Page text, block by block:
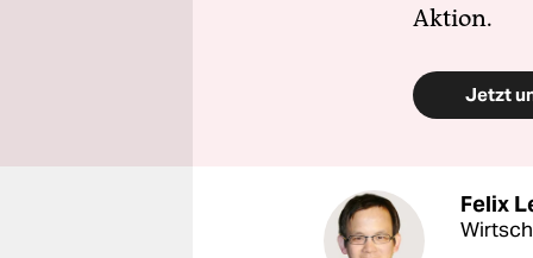
Aktion.
Jetzt
Felix